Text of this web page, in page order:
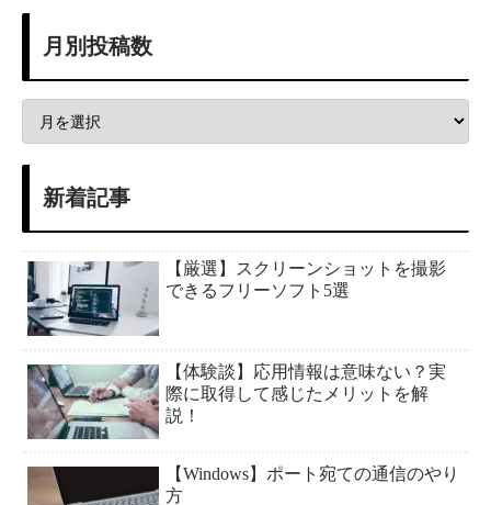
月別投稿数
新着記事
【厳選】スクリーンショットを撮影
できるフリーソフト5選
【体験談】応用情報は意味ない？実
際に取得して感じたメリットを解
説！
【Windows】ポート宛ての通信のやり
方